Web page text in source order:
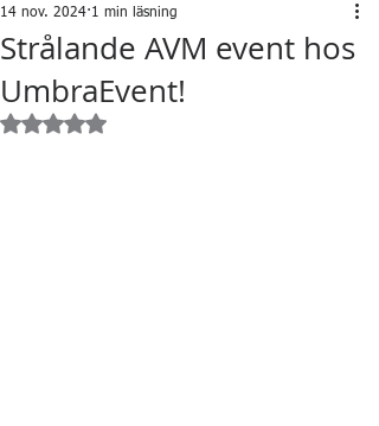
Strålande AVM event hos
UmbraEvent!
14 nov. 2024 1 min läsning
Betygsatt till NaN av 5 stjärnor.